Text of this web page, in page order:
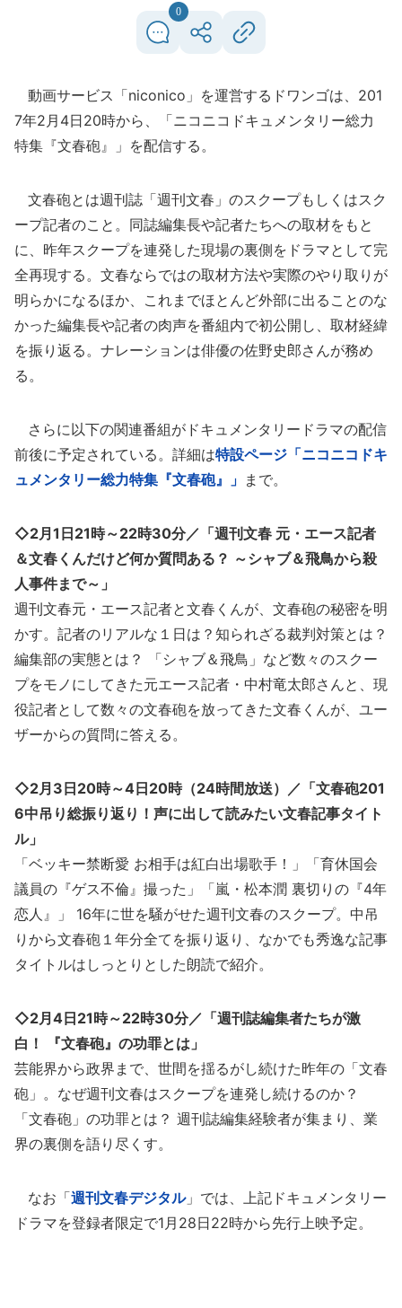
0
動画サービス「niconico」を運営するドワンゴは、201
7年2月4日20時から、「ニコニコドキュメンタリー総力
特集『文春砲』」を配信する。
文春砲とは週刊誌「週刊文春」のスクープもしくはスク
ープ記者のこと。同誌編集長や記者たちへの取材をもと
に、昨年スクープを連発した現場の裏側をドラマとして完
全再現する。文春ならではの取材方法や実際のやり取りが
明らかになるほか、これまでほとんど外部に出ることのな
かった編集長や記者の肉声を番組内で初公開し、取材経緯
を振り返る。ナレーションは俳優の佐野史郎さんが務め
る。
さらに以下の関連番組がドキュメンタリードラマの配信
前後に予定されている。詳細は特設ページ「ニコニコドキ
ュメンタリー総力特集『文春砲』」 まで。
◇2月1日21時～22時30分／「週刊文春 元・エース記者
＆文春くんだけど何か質問ある？ ～シャブ＆飛鳥から殺
人事件まで～」
週刊文春元・エース記者と文春くんが、文春砲の秘密を明
かす。記者のリアルな１日は？知られざる裁判対策とは？
編集部の実態とは？ 「シャブ＆飛鳥」など数々のスクー
プをモノにしてきた元エース記者・中村竜太郎さんと、現
役記者として数々の文春砲を放ってきた文春くんが、ユー
ザーからの質問に答える。
◇2月3日20時～4日20時（24時間放送）／「文春砲201
6中吊り総振り返り！声に出して読みたい文春記事タイト
ル」
「ベッキー禁断愛 お相手は紅白出場歌手！」「育休国会
議員の『ゲス不倫』撮った」「嵐・松本潤 裏切りの『4年
恋人』」 16年に世を騒がせた週刊文春のスクープ。中吊
りから文春砲１年分全てを振り返り、なかでも秀逸な記事
タイトルはしっとりとした朗読で紹介。
◇2月4日21時～22時30分／「週刊誌編集者たちが激
白！ 『文春砲』の功罪とは」
芸能界から政界まで、世間を揺るがし続けた昨年の「文春
砲」。なぜ週刊文春はスクープを連発し続けるのか？
「文春砲」の功罪とは？ 週刊誌編集経験者が集まり、業
界の裏側を語り尽くす。
なお「週刊文春デジタル」では、上記ドキュメンタリー
ドラマを登録者限定で1月28日22時から先行上映予定。